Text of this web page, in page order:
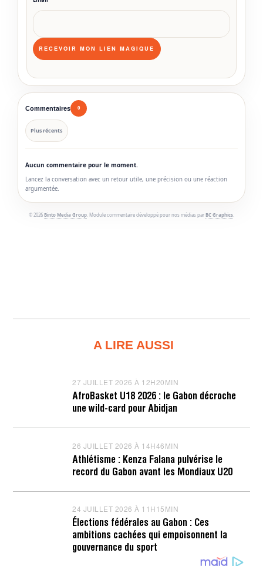
Commentaires 0
Plus récents
Aucun commentaire pour le moment.
Lancez la conversation avec un retour utile, une précision ou une réaction
argumentée.
© 2026 Binto Media Group. Module commentaire développé pour nos médias par BC Graphics.
A LIRE AUSSI
27 JUILLET 2026 À 12H20MIN
7
J
L
T
2
0
6
2
H
AfroBasket U18 2026 : le Gabon décroche
une wild-card pour Abidjan
26 JUILLET 2026 À 14H46MIN
6
J
U
L
T
2
0
Athlétisme : Kenza Falana pulvérise le
record du Gabon avant les Mondiaux U20
24 JUILLET 2026 À 11H15MIN
4
J
U
Élections fédérales au Gabon : Ces
ambitions cachées qui empoisonnent la
gouvernance du sport